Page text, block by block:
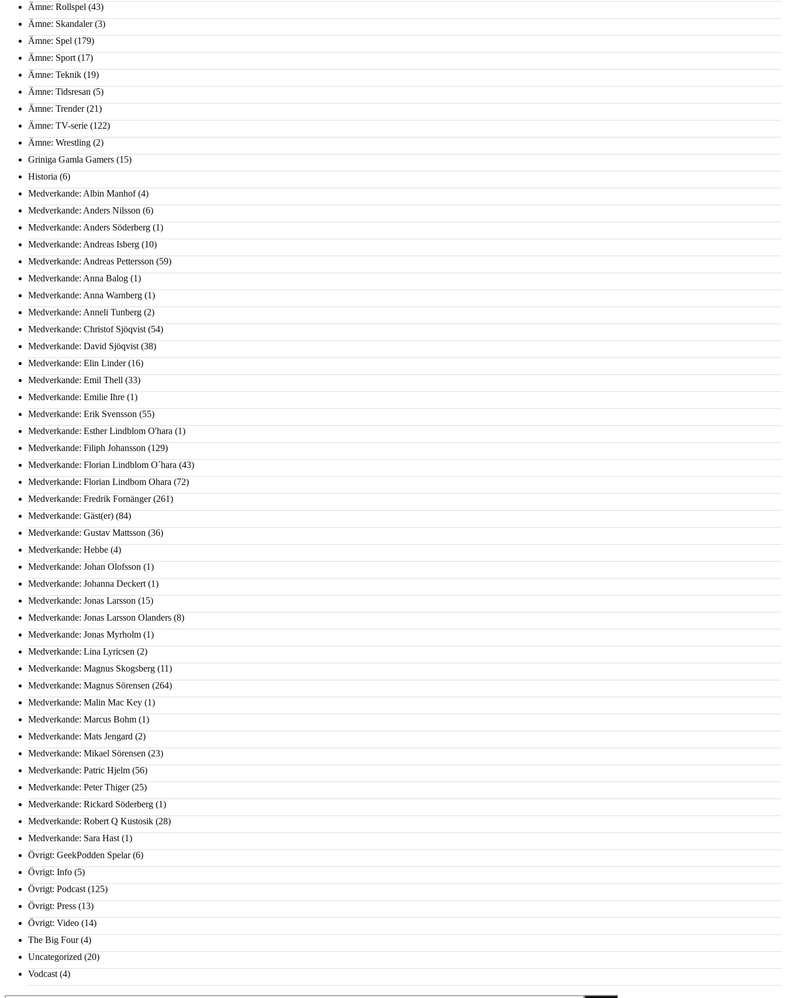
Ämne: Rollspel (43)
Ämne: Skandaler(3)
Ämne: Spel (179)
Ämne: Sport (17)
Ämne: Teknik (19)
Ämne: Tidsresan (5)
Ämne: Trender(21)
Ämne: TV-serie (122)
Ämne: Wrestling (2)
Griniga Gamla Gamers (15)
Historia (6)
Medverkande: Albin Manhof(4)
Medverkande: Anders Nilsson (6)
Medverkande: Anders Söderberg (1)
Medverkande: Andreas Isberg (10)
Medverkande: Andreas Pettersson (59)
Medverkande: Anna Balog (1)
Medverkande: Anna Warnberg (1)
Medverkande: Anneli Tunberg (2)
Medverkande: Christof Sjöqvist (54)
Medverkande: David Sjöqvist (38)
Medverkande: Elin Linder(16)
Medverkande: Emil Thell (33)
Medverkande: Emilie Ihre (1)
Medverkande: Erik Svensson (55)
Medverkande: Esther Lindblom O'hara (1)
Medverkande: Filiph Johansson (129)
Medverkande: Florian Lindblom O´hara (43)
Medverkande: Florian Lindbom Ohara (72)
Medverkande: Fredrik Fornänger(261)
Medverkande: Gäst(er) (84)
Medverkande: Gustav Mattsson (36)
Medverkande: Hebbe (4)
Medverkande: Johan Olofsson (1)
Medverkande: Johanna Deckert (1)
Medverkande: Jonas Larsson (15)
Medverkande: Jonas Larsson Olanders (8)
Medverkande: Jonas Myrholm (1)
Medverkande: Lina Lyricsen (2)
Medverkande: Magnus Skogsberg (11)
Medverkande: Magnus Sörensen (264)
Medverkande: Malin Mac Key (1)
Medverkande: Marcus Bohm (1)
Medverkande: Mats Jengard (2)
Medverkande: Mikael Sörensen (23)
Medverkande: Patric Hjelm (56)
Medverkande: Peter Thiger(25)
Medverkande: Rickard Söderberg (1)
Medverkande: Robert Q Kustosik (28)
Medverkande: Sara Hast (1)
Övrigt: GeekPodden Spelar(6)
Övrigt: Info (5)
Övrigt: Podcast (125)
Övrigt: Press (13)
Övrigt: Video (14)
The Big Four(4)
Uncategorized (20)
Vodcast (4)